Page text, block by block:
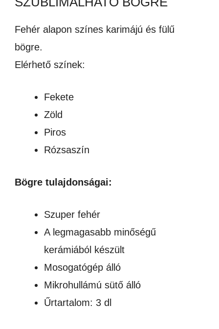
Fehér alapon színes karimájú és fülű
bögre.
Elérhető színek:
Fekete
Zöld
Piros
Rózsaszín
Bögre tulajdonságai:
Szuper fehér
A legmagasabb minőségű
kerámiából készült
Mosogatógép álló
Mikrohullámú sütő álló
Űrtartalom: 3 dl